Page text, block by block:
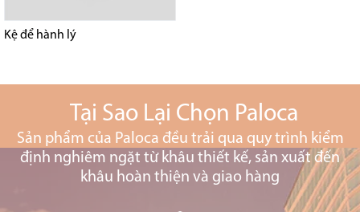
Kệ để hành lý
Tại Sao Lại Chọn Paloca
Sản phẩm của Paloca đều trải qua quy trình kiểm
định nghiêm ngặt từ khâu thiết kế, sản xuất đến
khâu hoàn thiện và giao hàng